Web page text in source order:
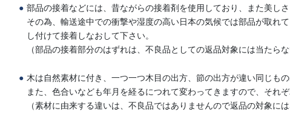
部品の接着などには、昔ながらの接着剤を使用しており、また美し
その為、輸送途中での衝撃や湿度の高い日本の気候では部品が取れ
し付けて接着しなおして下さい。
（部品の接着部分のはずれは、不良品としての返品対象には当たらな
木は自然素材に付き、一つ一つ木目の出方、節の出方が違い同じもの
また、色合いなども年月を経るにつれて変わってきますので、それ
（素材に由来する違いは、不良品ではありませんので返品の対象には